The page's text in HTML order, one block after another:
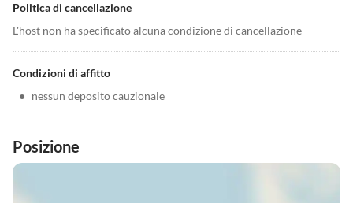
Politica di cancellazione
L'host non ha specificato alcuna condizione di cancellazione
Condizioni di affitto
• nessun deposito cauzionale
Posizione